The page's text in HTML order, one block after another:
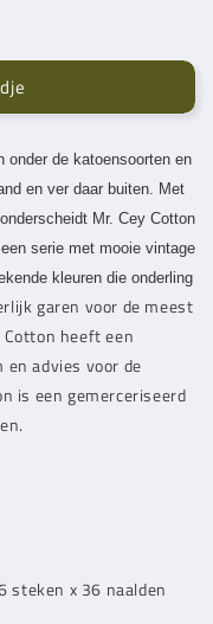
onder de katoensoorten en
en ver daar buiten. Met
Mr. Cey Cotton
serie met mooie vintage
kleuren die onderling
garen voor de meest
Cotton heeft een
advies voor de
is een gemerceriseerd
steken x 36 naalden